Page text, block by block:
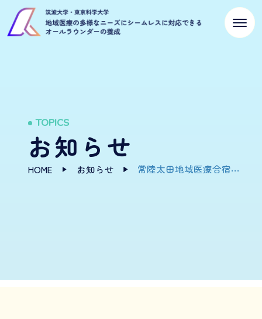
TOPICS
お知らせ
HOME お知らせ 常陸太田地域医療合宿レポート～その⑤～